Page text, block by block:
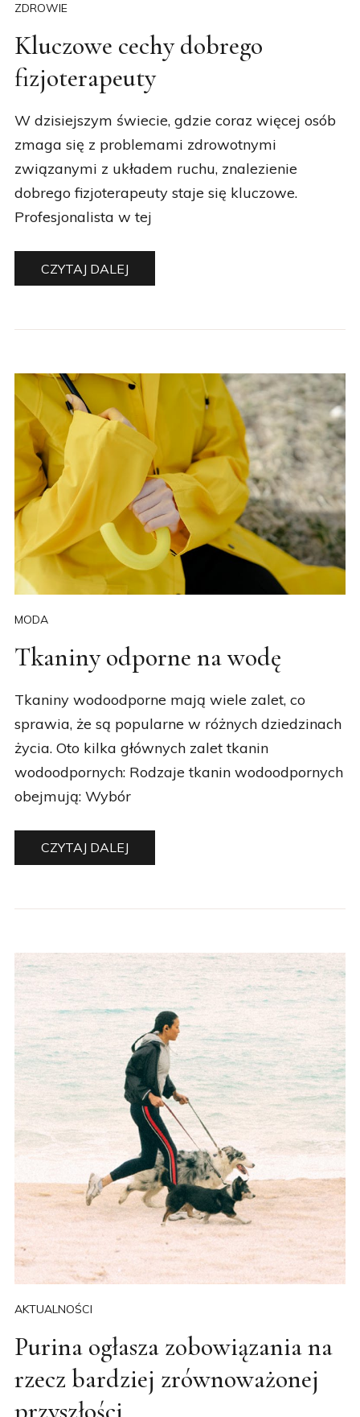
Kluczowe cechy dobrego
fizjoterapeuty
W dzisiejszym świecie, gdzie coraz więcej osób
zmaga się z problemami zdrowotnymi
związanymi z układem ruchu, znalezienie
dobrego fizjoterapeuty staje się kluczowe.
Profesjonalista w tej
MODA
Tkaniny odporne na wodę
Tkaniny wodoodporne mają wiele zalet, co
sprawia, że są popularne w różnych dziedzinach
życia. Oto kilka głównych zalet tkanin
wodoodpornych: Rodzaje tkanin wodoodpornych
obejmują: Wybór
AKTUALNOŚCI
Purina ogłasza zobowiązania na
rzecz bardziej zrównoważonej
przyszłości